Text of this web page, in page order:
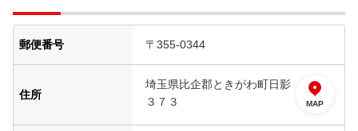
郵便番号 〒355-0344
住所
埼玉県比企郡ときがわ町日影
３７３
MAP